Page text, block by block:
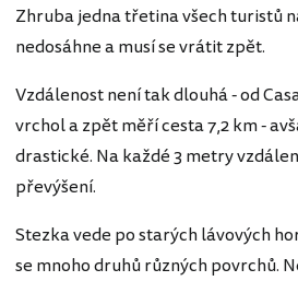
Zhruba jedna třetina všech turistů
nedosáhne a musí se vrátit zpět.
Vzdálenost není tak dlouhá - od
vrchol a zpět měří cesta 7,2 km -
drastické. Na každé 3 metry
převýšení.
Stezka vede po starých lávových
se mnoho druhů různých povrchů.